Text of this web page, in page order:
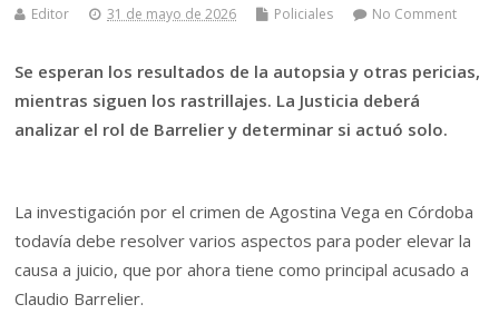
Editor 31 de mayo de 2026 Policiales No Comment
Se esperan los resultados de la autopsia y otras pericias,
mientras siguen los rastrillajes. La Justicia deberá
analizar el rol de Barrelier y determinar si actuó solo.
La investigación por el crimen de Agostina Vega en Córdoba
todavía debe resolver varios aspectos para poder elevar la
causa a juicio, que por ahora tiene como principal acusado a
Claudio Barrelier.